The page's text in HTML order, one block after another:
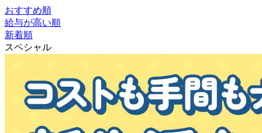
おすすめ順
給与が高い順
新着順
スペシャル